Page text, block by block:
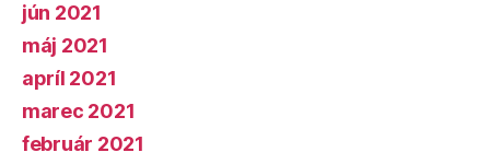
jún 2021
máj 2021
apríl 2021
marec 2021
február 2021